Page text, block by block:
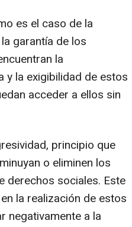
es el caso de la
garantía de los
la
y la exigibilidad de estos
acceder a ellos sin
principio que
o eliminen los
derechos sociales. Este
la realización de estos
negativamente a la